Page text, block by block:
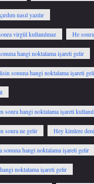
nasıl yazılır
virgül kullanılmaz He
hangi noktalama işareti gelir
sonuna hangi noktalama işareti
sonra hangi noktalama işareti
sonra ne gelir Hey kimlere
sonuna hangi noktalama işareti gelir
noktalama işareti gelir